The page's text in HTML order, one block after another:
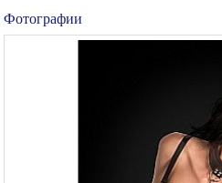
Фотографии